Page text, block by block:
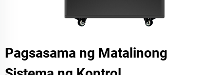
Pagsasama ng Matalinong